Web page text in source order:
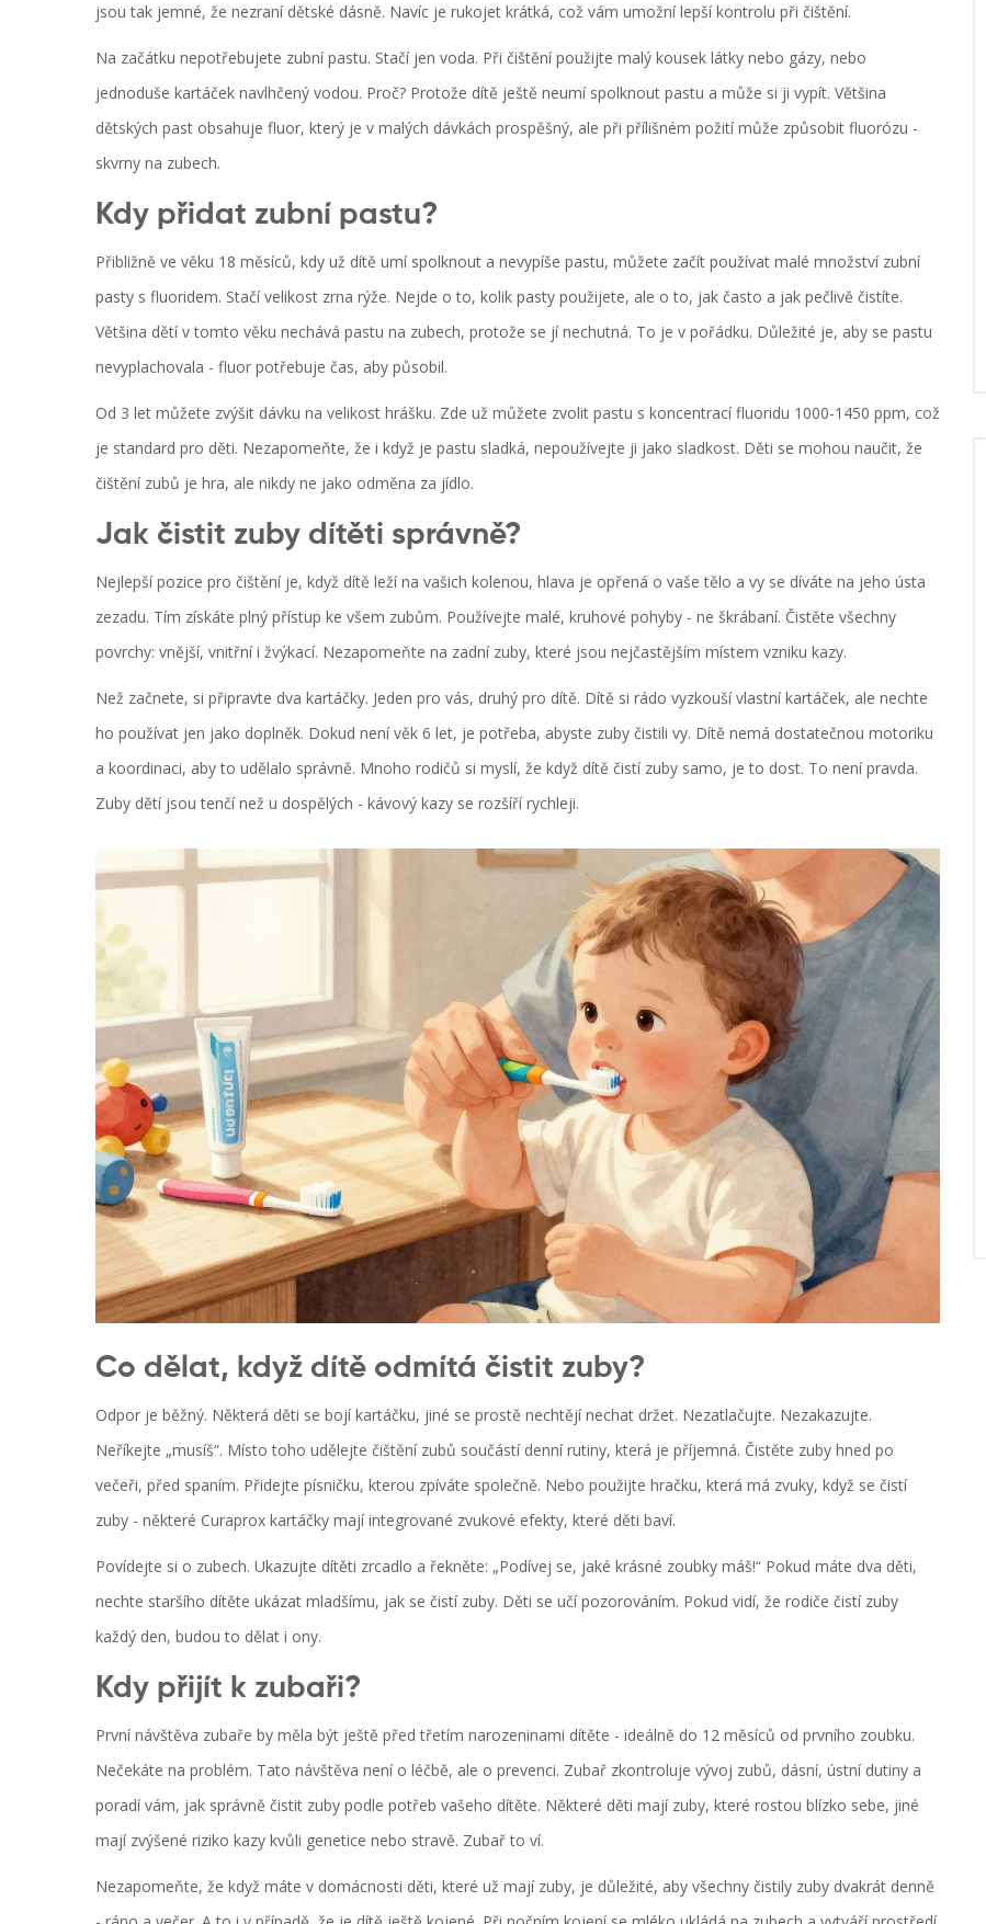
jsou tak jemné, že nezraní dětské dásně. Navíc je rukojet krátká, což vám umožní lepší kontrolu při čištění.
Na začátku nepotřebujete zubní pastu. Stačí jen voda. Při čištění použijte malý kousek látky nebo gázy, nebo
jednoduše kartáček navlhčený vodou. Proč? Protože dítě ještě neumí spolknout pastu a může si ji vypít. Většina
dětských past obsahuje fluor, který je v malých dávkách prospěšný, ale při přílišném požití může způsobit fluorózu -
skvrny na zubech.
Kdy přidat zubní pastu?
Přibližně ve věku 18 měsíců, kdy už dítě umí spolknout a nevypíše pastu, můžete začít používat malé množství zubní
pasty s fluoridem. Stačí velikost zrna rýže. Nejde o to, kolik pasty použijete, ale o to, jak často a jak pečlivě čistíte.
Většina dětí v tomto věku nechává pastu na zubech, protože se jí nechutná. To je v pořádku. Důležité je, aby se pastu
nevyplachovala - fluor potřebuje čas, aby působil.
Od 3 let můžete zvýšit dávku na velikost hrášku. Zde už můžete zvolit pastu s koncentrací fluoridu 1000-1450 ppm, což
je standard pro děti. Nezapomeňte, že i když je pastu sladká, nepoužívejte ji jako sladkost. Děti se mohou naučit, že
čištění zubů je hra, ale nikdy ne jako odměna za jídlo.
Jak čistit zuby dítěti správně?
Nejlepší pozice pro čištění je, když dítě leží na vašich kolenou, hlava je opřená o vaše tělo a vy se díváte na jeho ústa
zezadu. Tím získáte plný přístup ke všem zubům. Používejte malé, kruhové pohyby - ne škrábaní. Čistěte všechny
povrchy: vnější, vnitřní i žvýkací. Nezapomeňte na zadní zuby, které jsou nejčastějším místem vzniku kazy.
Než začnete, si připravte dva kartáčky. Jeden pro vás, druhý pro dítě. Dítě si rádo vyzkouší vlastní kartáček, ale nechte
ho používat jen jako doplněk. Dokud není věk 6 let, je potřeba, abyste zuby čistili vy. Dítě nemá dostatečnou motoriku
a koordinaci, aby to udělalo správně. Mnoho rodičů si myslí, že když dítě čistí zuby samo, je to dost. To není pravda.
Zuby dětí jsou tenčí než u dospělých - kávový kazy se rozšíří rychleji.
Co dělat, když dítě odmítá čistit zuby?
Odpor je běžný. Některá děti se bojí kartáčku, jiné se prostě nechtějí nechat držet. Nezatlačujte. Nezakazujte.
Neříkejte „musíš“. Místo toho udělejte čištění zubů součástí denní rutiny, která je příjemná. Čistěte zuby hned po
večeři, před spaním. Přidejte písničku, kterou zpíváte společně. Nebo použijte hračku, která má zvuky, když se čistí
zuby - některé Curaprox kartáčky mají integrované zvukové efekty, které děti baví.
Povídejte si o zubech. Ukazujte dítěti zrcadlo a řekněte: „Podívej se, jaké krásné zoubky máš!“ Pokud máte dva děti,
nechte staršího dítěte ukázat mladšímu, jak se čistí zuby. Děti se učí pozorováním. Pokud vidí, že rodiče čistí zuby
každý den, budou to dělat i ony.
Kdy přijít k zubaři?
První návštěva zubaře by měla být ještě před třetím narozeninami dítěte - ideálně do 12 měsíců od prvního zoubku.
Nečekáte na problém. Tato návštěva není o léčbě, ale o prevenci. Zubař zkontroluje vývoj zubů, dásní, ústní dutiny a
poradí vám, jak správně čistit zuby podle potřeb vašeho dítěte. Některé děti mají zuby, které rostou blízko sebe, jiné
mají zvýšené riziko kazy kvůli genetice nebo stravě. Zubař to ví.
Nezapomeňte, že když máte v domácnosti děti, které už mají zuby, je důležité, aby všechny čistily zuby dvakrát denně